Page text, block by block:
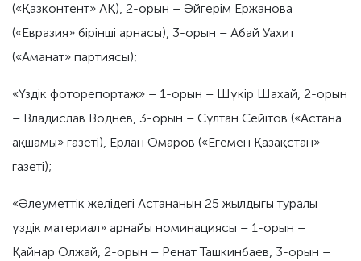
(«Қазконтент» АҚ), 2-орын – Әйгерім Ержанова
(«Евразия» бірінші арнасы), 3-орын – Абай Уахит
(«Аманат» партиясы);
«Үздік фоторепортаж» – 1-орын – Шүкір Шахай, 2-орын
– Владислав Воднев, 3-орын – Сұлтан Сейітов («Астана
ақшамы» газеті), Ерлан Омаров («Егемен Қазақстан»
газеті);
«Әлеуметтік желідегі Астананың 25 жылдығы туралы
үздік материал» арнайы номинациясы – 1-орын –
Қайнар Олжай, 2-орын – Ренат Ташкинбаев, 3-орын –